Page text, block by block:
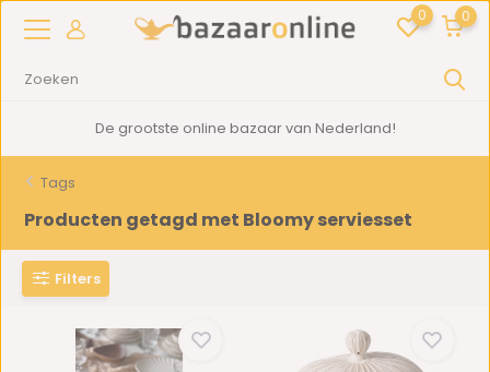
0 0
De grootste online bazaar van Nederland!
Tags
Producten getagd met Bloomy serviesset
Filters